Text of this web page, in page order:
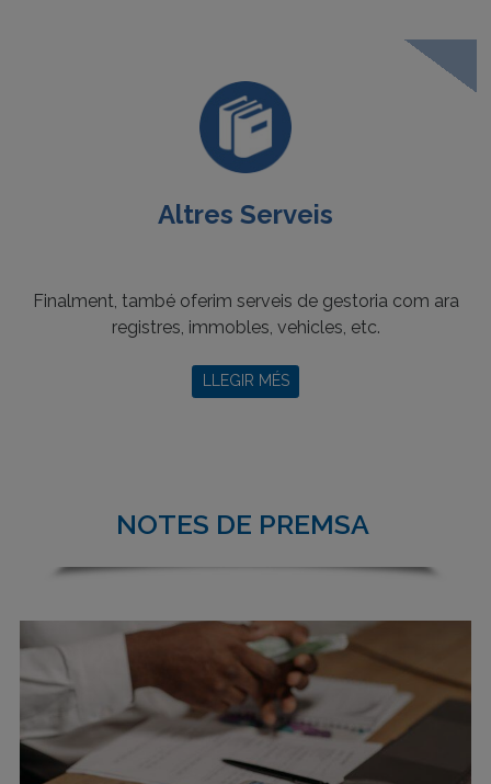
Altres Serveis
Finalment, també oferim serveis de gestoria com ara
registres, immobles, vehicles, etc.
LLEGIR MÉS
NOTES DE PREMSA